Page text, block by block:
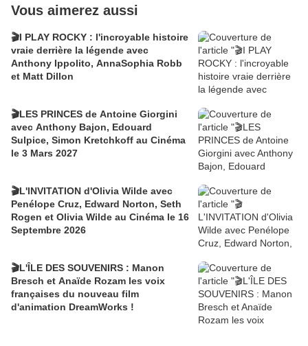
Vous aimerez aussi
🎬I PLAY ROCKY : l'incroyable histoire
vraie derrière la légende avec
Anthony Ippolito, AnnaSophia Robb
et Matt Dillon
🎬LES PRINCES de Antoine Giorgini
avec Anthony Bajon, Edouard
Sulpice, Simon Kretchkoff au Cinéma
le 3 Mars 2027
🎬L'INVITATION d'Olivia Wilde avec
Penélope Cruz, Edward Norton, Seth
Rogen et Olivia Wilde au Cinéma le 16
Septembre 2026
🎬L'ÎLE DES SOUVENIRS : Manon
Bresch et Anaïde Rozam les voix
françaises du nouveau film
d'animation DreamWorks !